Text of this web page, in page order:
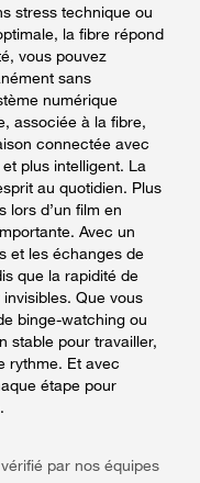
stress technique ou
la fibre répond
vous pouvez
sans
numérique
associée à la fibre,
connectée avec
plus intelligent. La
au quotidien. Plus
lors d’un film en
Avec un
et les échanges de
que la rapidité de
Que vous
binge-watching ou
stable pour travailler,
rythme. Et avec
étape pour
par nos équipes